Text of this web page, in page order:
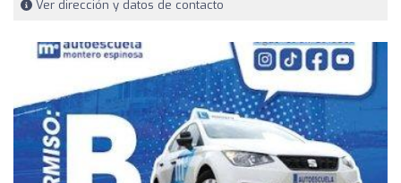
Ver dirección y datos de contacto